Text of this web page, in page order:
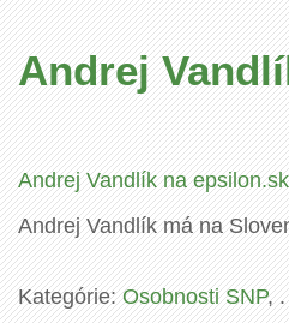
Andrej
Andrej Vandlík na epsilon.sk
Andrej Vandlík má na
Kategórie:Osobnosti SNP, .